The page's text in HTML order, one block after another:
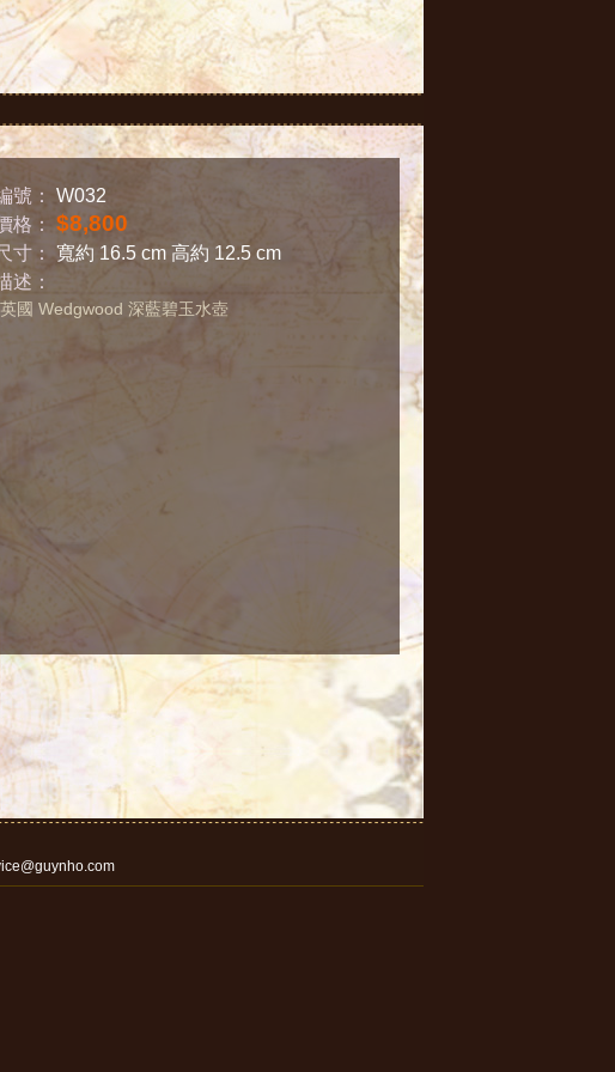
號： W032
格： $8,800
寸：寬約 16.5 cm 高約 12.5 cm
述：
英國 Wedgwood 深藍碧玉水壺